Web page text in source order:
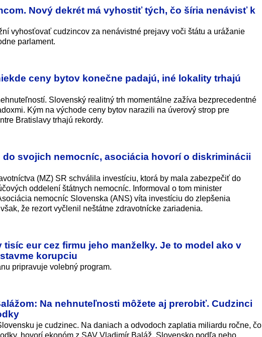
Nový dekrét má vyhostiť tých, čo šíria nenávisť k
vyhosťovať cudzincov za nenávistné prejavy voči štátu a urážanie
parlament.
ceny bytov konečne padajú, iné lokality trhajú
Slovenský realitný trh momentálne zažíva bezprecedentné
Kým na východe ceny bytov narazili na úverový strop pre
Bratislavy trhajú rekordy.
svojich nemocníc, asociácia hovorí o diskriminácii
(MZ) SR schválila investíciu, ktorá by mala zabezpečiť do
oddelení štátnych nemocníc. Informoval o tom minister
nemocníc Slovenska (ANS) víta investíciu do zlepšenia
že rezort vyčlenil neštátne zdravotnícke zariadenia.
eur cez firmu jeho manželky. Je to model ako v
korupciu
pripravuje volebný program.
Na nehnuteľnosti môžete aj prerobiť. Cudzinci
je cudzinec. Na daniach a odvodoch zaplatia miliardu ročne, čo
hovorí ekonóm z SAV Vladimír Baláž. Slovensko podľa neho